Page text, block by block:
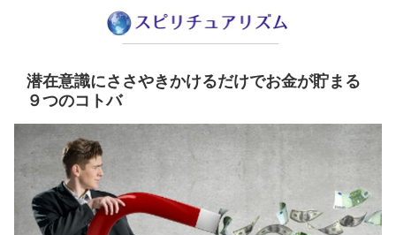
潜在意識にささやきかけるだけでお金が貯まる
９つのコトバ